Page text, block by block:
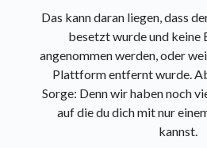
Das kann daran liegen, dass
besetzt wurde und keine
angenommen werden, oder
Plattform entfernt wurde.
Sorge: Denn wir haben noch
auf die du dich mit nur
kannst.